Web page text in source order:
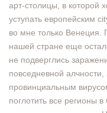
арт-столицы, в которой
уступать европейским
во мне только Венеция.
нашей стране еще
не подверглись
повседневной
провинциальным
поглотить все регионы